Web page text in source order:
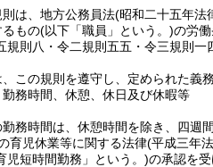
則は、地方公務員法(昭和二十五年法
もの(以下「職員」という。)の労
規則八・令二規則五五・令三規則一
この規則を遵守し、定められた義
勤務時間、休憩、休日及び休暇等
務時間は、休憩時間を除き、四週
育児休業等に関する法律(平成三年
児短時間勤務」という。)の承認を